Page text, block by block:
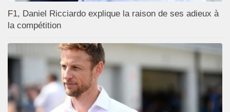
F1, Daniel Ricciardo explique la raison de ses adieux à
la compétition